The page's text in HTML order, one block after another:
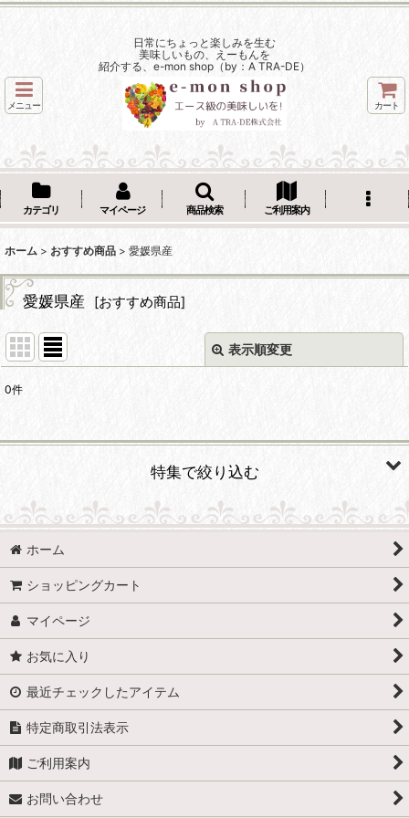
日常にちょっと楽しみを生む
美味しいもの、えーもんを
紹介する、e-mon shop（by：A TRA-DE）
メニュー カート
カテゴリ マイページ 商品検索 ご利用案内
ホーム > おすすめ商品 > 愛媛県産
愛媛県産 [おすすめ商品]
表示順変更
絞り込む
0件
特集で絞り込む
台湾産
岡山県産
島根県産
愛媛県産
徳島県産
ホーム
ショッピングカート
マイページ
お気に入り
最近チェックしたアイテム
特定商取引法表示
ご利用案内
お問い合わせ